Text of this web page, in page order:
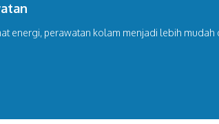
energi, perawatan kolam menjadi lebih